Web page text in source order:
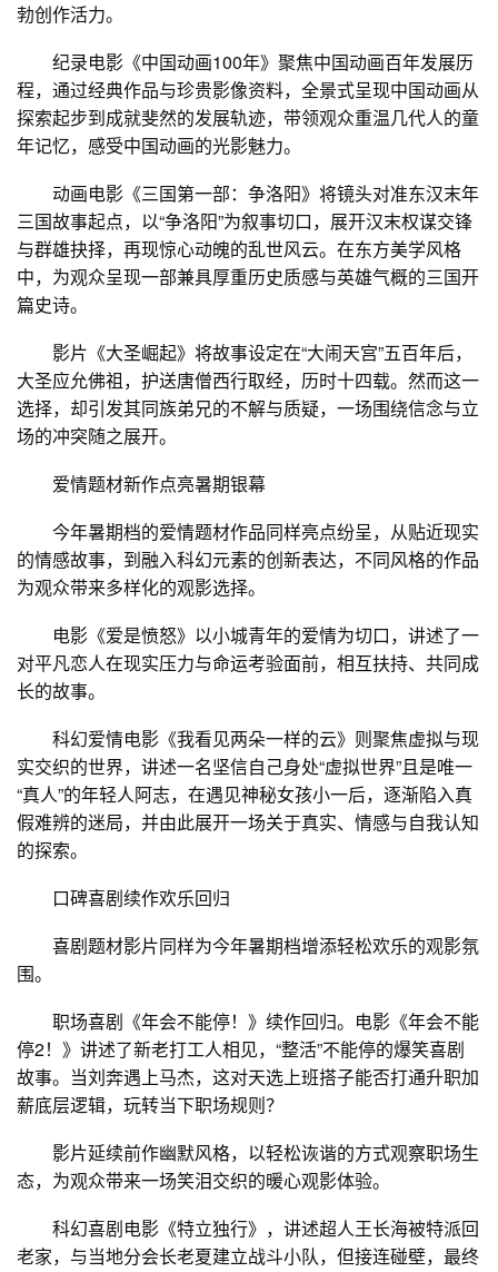
勃创作活力。
纪录电影《中国动画100年》聚焦中国动画百年发展历
程，通过经典作品与珍贵影像资料，全景式呈现中国动画从
探索起步到成就斐然的发展轨迹，带领观众重温几代人的童
年记忆，感受中国动画的光影魅力。
动画电影《三国第一部：争洛阳》将镜头对准东汉末年
三国故事起点，以“争洛阳”为叙事切口，展开汉末权谋交锋
与群雄抉择，再现惊心动魄的乱世风云。在东方美学风格
中，为观众呈现一部兼具厚重历史质感与英雄气概的三国开
篇史诗。
影片《大圣崛起》将故事设定在“大闹天宫”五百年后，
大圣应允佛祖，护送唐僧西行取经，历时十四载。然而这一
选择，却引发其同族弟兄的不解与质疑，一场围绕信念与立
场的冲突随之展开。
爱情题材新作点亮暑期银幕
今年暑期档的爱情题材作品同样亮点纷呈，从贴近现实
的情感故事，到融入科幻元素的创新表达，不同风格的作品
为观众带来多样化的观影选择。
电影《爱是愤怒》以小城青年的爱情为切口，讲述了一
对平凡恋人在现实压力与命运考验面前，相互扶持、共同成
长的故事。
科幻爱情电影《我看见两朵一样的云》则聚焦虚拟与现
实交织的世界，讲述一名坚信自己身处“虚拟世界”且是唯一
“真人”的年轻人阿志，在遇见神秘女孩小一后，逐渐陷入真
假难辨的迷局，并由此展开一场关于真实、情感与自我认知
的探索。
口碑喜剧续作欢乐回归
喜剧题材影片同样为今年暑期档增添轻松欢乐的观影氛
围。
职场喜剧《年会不能停！》续作回归。电影《年会不能
停2！》讲述了新老打工人相见，“整活”不能停的爆笑喜剧
故事。当刘奔遇上马杰，这对天选上班搭子能否打通升职加
薪底层逻辑，玩转当下职场规则？
影片延续前作幽默风格，以轻松诙谐的方式观察职场生
态，为观众带来一场笑泪交织的暖心观影体验。
科幻喜剧电影《特立独行》，讲述超人王长海被特派回
老家，与当地分会长老夏建立战斗小队，但接连碰壁，最终